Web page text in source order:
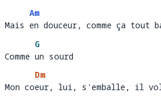
Mais
Am
en douceur,
Mais en douceur, comme ça tout
Comme
G
un
Comme un sourd
Mon co
Dm
eur
Mon coeur, lui, s'emballe, il